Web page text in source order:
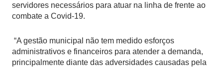
servidores necessários para atuar na linha de frente ao
combate a Covid-19.
“A gestão municipal não tem medido esforços
administrativos e financeiros para atender a demanda,
principalmente diante das adversidades causadas pela